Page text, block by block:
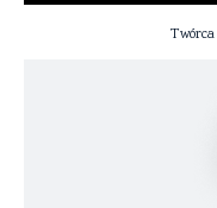
Twórca